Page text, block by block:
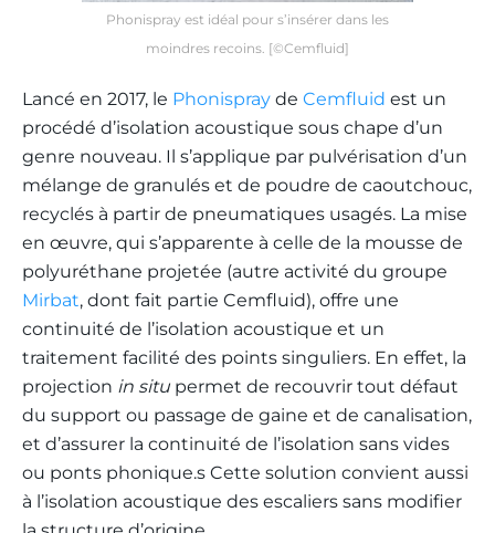
Phonispray est idéal pour s’insérer dans les
moindres recoins. [©Cemfluid]
Lancé en 2017, le Phonispray de Cemfluid est un
procédé d’isolation acoustique sous chape d’un
genre nouveau. Il s’applique par pulvérisation d’un
mélange de granulés et de poudre de caoutchouc,
recyclés à partir de pneumatiques usagés. La mise
en œuvre, qui s’apparente à celle de la mousse de
polyuréthane projetée (autre activité du groupe
Mirbat, dont fait partie Cemfluid), offre une
continuité de l’isolation acoustique et un
traitement facilité des points singuliers. En effet, la
projection in situ permet de recouvrir tout défaut
du support ou passage de gaine et de canalisation,
et d’assurer la continuité de l’isolation sans vides
ou ponts phonique.s Cette solution convient aussi
à l’isolation acoustique des escaliers sans modifier